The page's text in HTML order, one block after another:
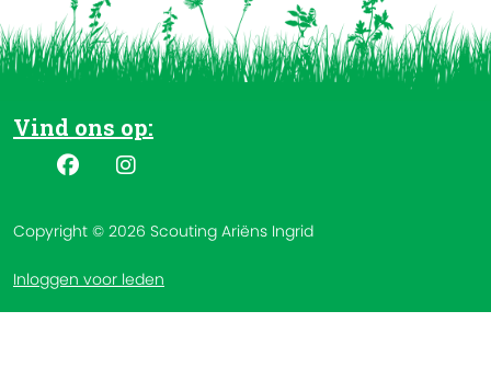
Vind ons op:
Copyright © 2026 Scouting Ariëns Ingrid
Inloggen voor leden